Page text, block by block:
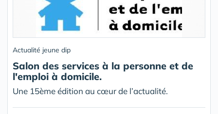
Actualité jeune dip
Salon des services à la personne et de
l'emploi à domicile.
Une 15ème édition au cœur de l’actualité.